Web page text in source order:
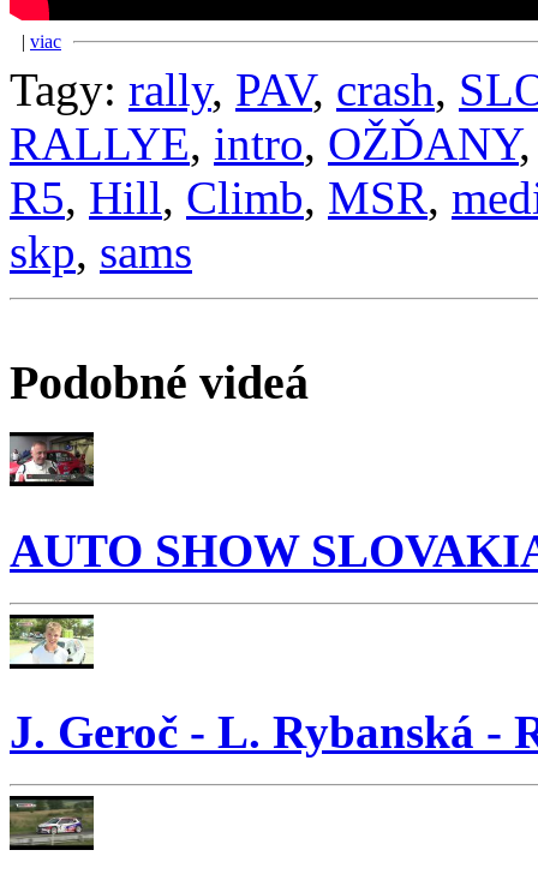
| viac
Tagy: rally, PAV, crash,
RALLYE, intro, OŽĎANY
R5, Hill, Climb, MSR,
skp, sams
Podobné videá
AUTO SHOW
J. Geroč - L. Rybanská -